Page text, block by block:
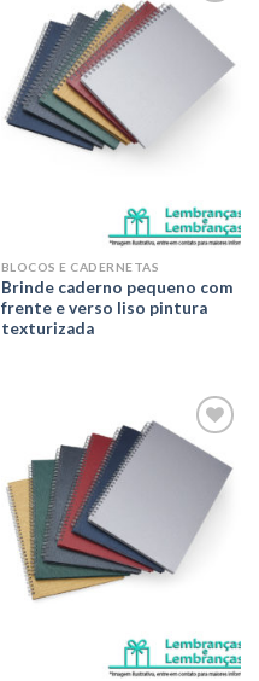
Adicionar
aos meus
desejos
BLOCOS E CADERNETAS
Brinde caderno pequeno com
frente e verso liso pintura
texturizada
Adicionar
aos meus
desejos